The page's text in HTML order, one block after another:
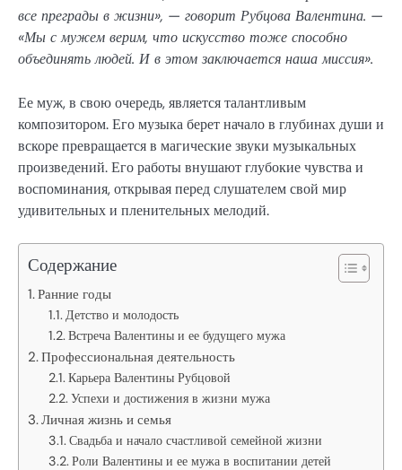
все преграды в жизни», — говорит Рубцова Валентина. —
«Мы с мужем верим, что искусство тоже способно
объединять людей. И в этом заключается наша миссия».
Ее муж, в свою очередь, является талантливым
композитором. Его музыка берет начало в глубинах души и
вскоре превращается в магические звуки музыкальных
произведений. Его работы внушают глубокие чувства и
воспоминания, открывая перед слушателем свой мир
удивительных и пленительных мелодий.
Содержание
Ранние годы
Детство и молодость
Встреча Валентины и ее будущего мужа
Профессиональная деятельность
Карьера Валентины Рубцовой
Успехи и достижения в жизни мужа
Личная жизнь и семья
Свадьба и начало счастливой семейной жизни
Роли Валентины и ее мужа в воспитании детей